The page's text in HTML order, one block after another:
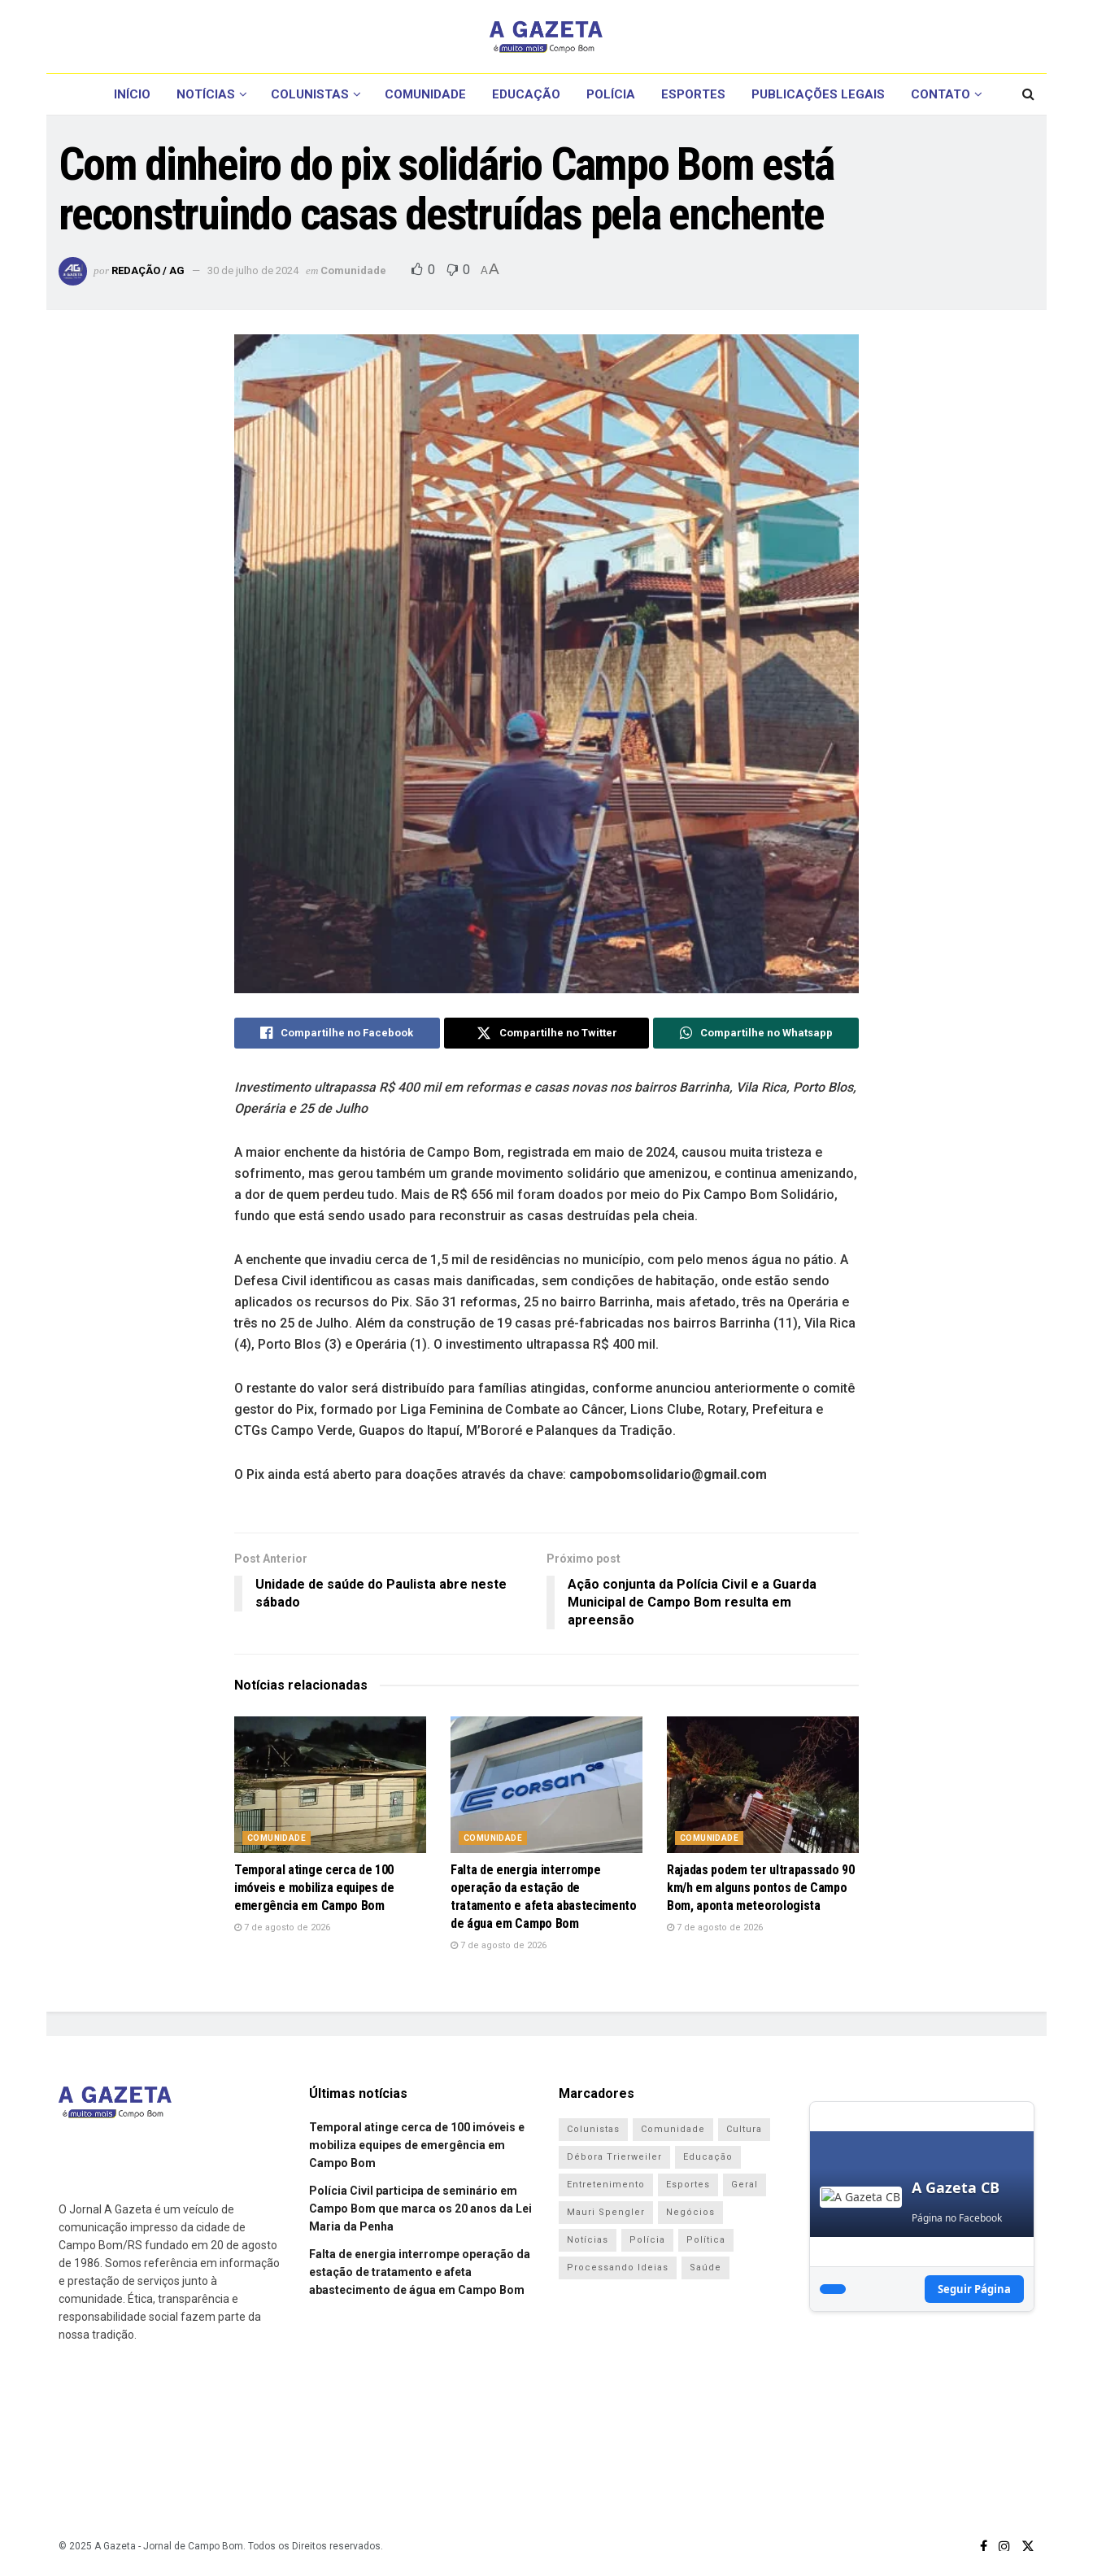
INÍCIO NOTÍCIAS COLUNISTAS COMUNIDADE EDUCAÇÃO POLÍCIA ESPORTES PUBLICAÇÕES LEGAIS CONTATO
Com dinheiro do pix solidário Campo Bom está
reconstruindo casas destruídas pela enchente
por REDAÇÃO / AG 30 de julho de 2024 em Comunidade 0 0 AA
Compartilhe no Facebook Compartilhe no Twitter Compartilhe no Whatsapp
Investimento ultrapassa R$ 400 mil em reformas e casas novas nos bairros Barrinha, Vila Rica, Porto Blos,
Operária e 25 de Julho
A maior enchente da história de Campo Bom, registrada em maio de 2024, causou muita tristeza e
sofrimento, mas gerou também um grande movimento solidário que amenizou, e continua amenizando,
a dor de quem perdeu tudo. Mais de R$ 656 mil foram doados por meio do Pix Campo Bom Solidário,
fundo que está sendo usado para reconstruir as casas destruídas pela cheia.
A enchente que invadiu cerca de 1,5 mil de residências no município, com pelo menos água no pátio. A
Defesa Civil identificou as casas mais danificadas, sem condições de habitação, onde estão sendo
aplicados os recursos do Pix. São 31 reformas, 25 no bairro Barrinha, mais afetado, três na Operária e
três no 25 de Julho. Além da construção de 19 casas pré-fabricadas nos bairros Barrinha (11), Vila Rica
(4), Porto Blos (3) e Operária (1). O investimento ultrapassa R$ 400 mil.
O restante do valor será distribuído para famílias atingidas, conforme anunciou anteriormente o comitê
gestor do Pix, formado por Liga Feminina de Combate ao Câncer, Lions Clube, Rotary, Prefeitura e
CTGs Campo Verde, Guapos do Itapuí, M’Bororé e Palanques da Tradição.
O Pix ainda está aberto para doações através da chave: campobomsolidario@gmail.com
Post Anterior
Unidade de saúde do Paulista abre neste
sábado
Próximo post
Ação conjunta da Polícia Civil e a Guarda
Municipal de Campo Bom resulta em
apreensão
Notícias relacionadas
COMUNIDADE
Temporal atinge cerca de 100
imóveis e mobiliza equipes de
emergência em Campo Bom
7 de agosto de 2026
COMUNIDADE
Falta de energia interrompe
operação da estação de
tratamento e afeta abastecimento
de água em Campo Bom
7 de agosto de 2026
COMUNIDADE
Rajadas podem ter ultrapassado 90
km/h em alguns pontos de Campo
Bom, aponta meteorologista
7 de agosto de 2026
O Jornal A Gazeta é um veículo de
comunicação impresso da cidade de
Campo Bom/RS fundado em 20 de agosto
de 1986. Somos referência em informação
e prestação de serviços junto à
comunidade. Ética, transparência e
responsabilidade social fazem parte da
nossa tradição.
Últimas notícias
Temporal atinge cerca de 100 imóveis e
mobiliza equipes de emergência em
Campo Bom
Polícia Civil participa de seminário em
Campo Bom que marca os 20 anos da Lei
Maria da Penha
Falta de energia interrompe operação da
estação de tratamento e afeta
abastecimento de água em Campo Bom
Marcadores
Colunistas Comunidade Cultura
Débora Trierweiler Educação
Entretenimento Esportes Geral
Mauri Spengler Negócios
Notícias Polícia Política
Processando Ideias Saúde
A Gazeta CB
Página no Facebook
Seguir Página
© 2025 A Gazeta - Jornal de Campo Bom. Todos os Direitos reservados.